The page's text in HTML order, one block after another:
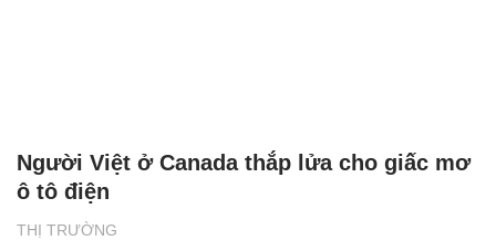
THỊ TRƯỜNG
Người Việt ở Canada thắp lửa cho giấc mơ
ô tô điện